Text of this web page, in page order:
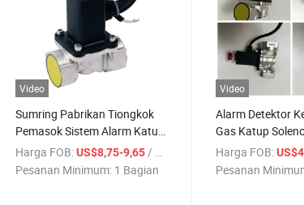
Video
Sumring Pabrikan Tiongkok
Pemasok Sistem Alarm Katup
Kontrol Keamanan Detektor
Gas LPG Harga Pabrik Katup
Harga FOB: US$8,75-9,65/ Bagian
Pesanan Minimum: 1 Bagian
Video
Alarm Detektor
Gas Katup
Harga FOB:
Pesanan